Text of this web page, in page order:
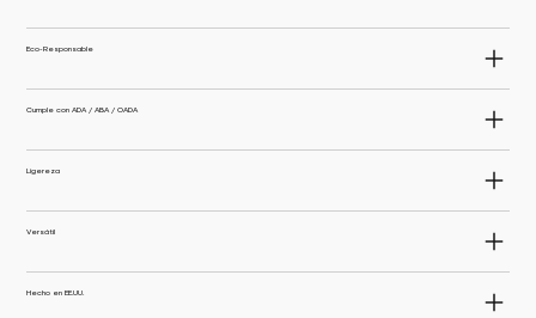
Eco-Responsable
Cumple con ADA / ABA / OADA
Ligereza
Versátil
Hecho en EE.UU.